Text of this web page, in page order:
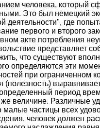
человека, который
Это был немецкий
где
первого и второго
акте потребления
представляет
что существуют
определяются эти
при ограниченном
(полезность)
период
величине. Различные
частицы всех
человек должен